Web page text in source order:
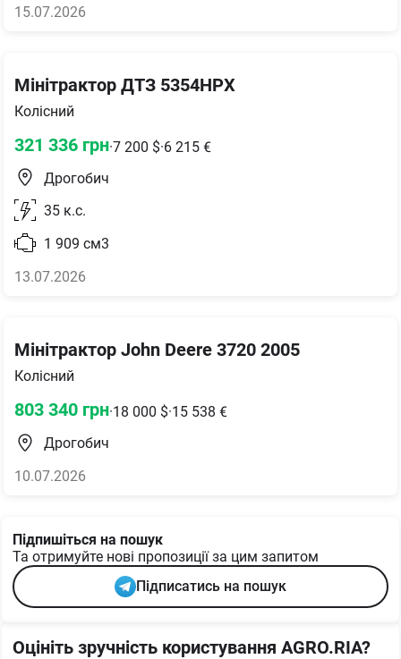
15.07.2026
Мінітрактор ДТЗ 5354НРХ
Колісний
321 336 грн·7 200 $·6 215 €
Дрогобич
35 к.с.
1 909 см3
13.07.2026
Мінітрактор John Deere 3720 2005
Колісний
803 340 грн·18 000 $·15 538 €
Дрогобич
10.07.2026
Підпишіться на пошук
Та отримуйте нові пропозиції за цим запитом
Підписатись на пошук
Оцініть зручність користування AGRO.RIA?